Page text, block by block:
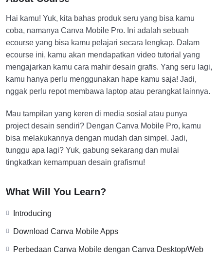
Hai kamu! Yuk, kita bahas produk seru yang bisa kamu
coba, namanya Canva Mobile Pro. Ini adalah sebuah
ecourse yang bisa kamu pelajari secara lengkap. Dalam
ecourse ini, kamu akan mendapatkan video tutorial yang
mengajarkan kamu cara mahir desain grafis. Yang seru lagi,
kamu hanya perlu menggunakan hape kamu saja! Jadi,
nggak perlu repot membawa laptop atau perangkat lainnya.
Mau tampilan yang keren di media sosial atau punya
project desain sendiri? Dengan Canva Mobile Pro, kamu
bisa melakukannya dengan mudah dan simpel. Jadi,
tunggu apa lagi? Yuk, gabung sekarang dan mulai
tingkatkan kemampuan desain grafismu!
What Will You Learn?
Introducing
Download Canva Mobile Apps
Perbedaan Canva Mobile dengan Canva Desktop/Web